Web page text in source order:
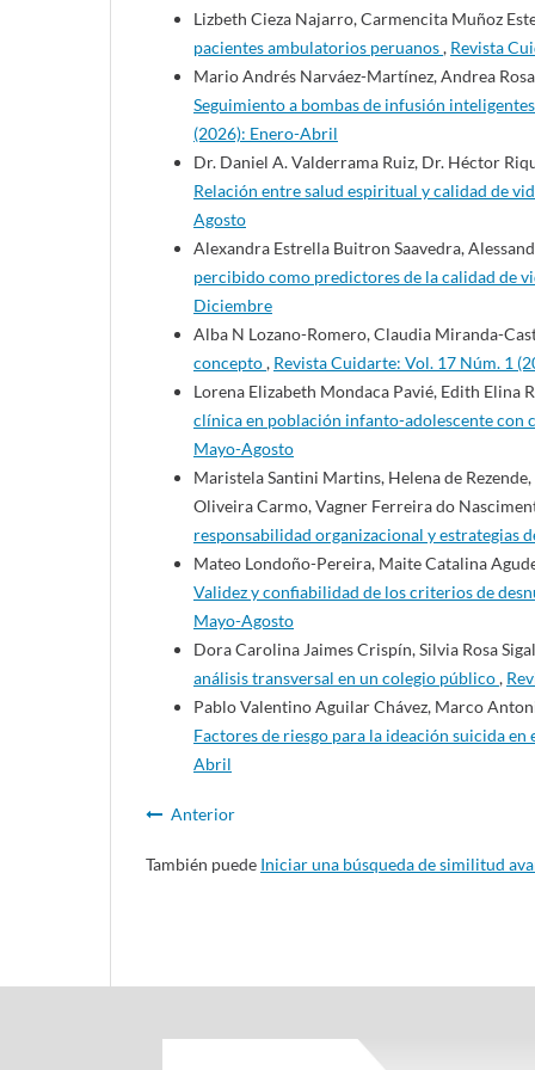
Lizbeth Cieza Najarro, Carmencita Muñoz
pacientes ambulatorios peruanos, Revista
Mario Andrés Narváez-Martínez, Andrea
Seguimiento a bombas de infusión
(2026): Enero-Abril
Dr. Daniel A. Valderrama Ruiz, Dr. Héctor
Relación entre salud espiritual y calidad de
Agosto
Alexandra Estrella Buitron Saavedra,
percibido como predictores de la calidad de
Diciembre
Alba N Lozano-Romero, Claudia Miranda-
concepto, Revista Cuidarte: Vol. 17 Núm. 1
Lorena Elizabeth Mondaca Pavié, Edith Elina
clínica en población infanto-adolescente con
Mayo-Agosto
Maristela Santini Martins, Helena de
Oliveira Carmo, Vagner Ferreira do
responsabilidad organizacional y estrategias
Mateo Londoño-Pereira, Maite Catalina
Validez y confiabilidad de los criterios de
Mayo-Agosto
Dora Carolina Jaimes Crispín, Silvia Rosa
análisis transversal en un colegio público,
Pablo Valentino Aguilar Chávez, Marco
Factores de riesgo para la ideación suicida
Abril
Anterior
También puede Iniciar una búsqueda de similitud